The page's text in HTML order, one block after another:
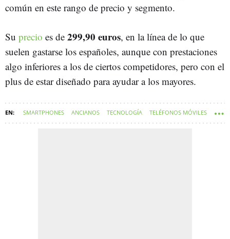
común en este rango de precio y segmento.
Su precio es de 299,90 euros, en la línea de lo que
suelen gastarse los españoles, aunque con prestaciones
algo inferiores a los de ciertos competidores, pero con el
plus de estar diseñado para ayudar a los mayores.
SMARTPHONES ANCIANOS TECNOLOGÍA TELÉFONOS MÓVILES